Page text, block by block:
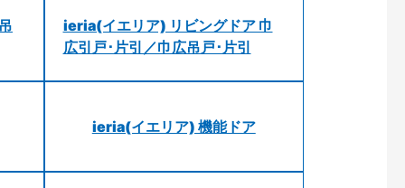
ieria(イエリア) リビングドア 巾
広引戸･片引／巾広吊戸･片引
ieria(イエリア) 機能ドア